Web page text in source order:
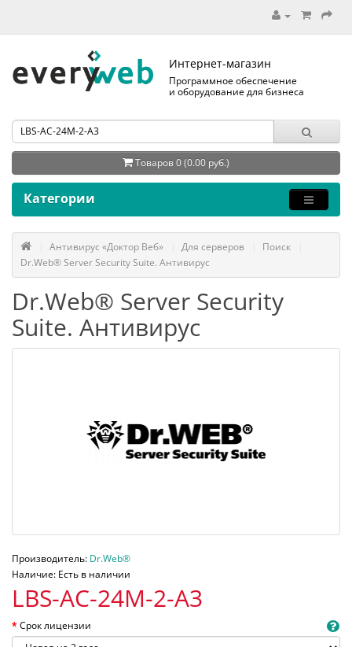
Интернет-магазин
Программное обеспечение
и оборудование для бизнеса
Товаров 0 (0.00 руб.)
Категории
Антивирус «Доктор Веб» Для серверов
Поиск
Dr.Web® Server Security Suite. Антивирус
Dr.Web® Server Security
Suite. Антивирус
Производитель: Dr.Web®
Наличие: Есть в наличии
LBS-AC-24M-2-A3
Срок лицензии